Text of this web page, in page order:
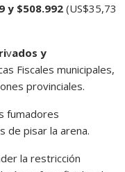
y $508.992 (US$35,73
vados y
Fiscales municipales,
provinciales.
fumadores
de pisar la arena.
la restricción